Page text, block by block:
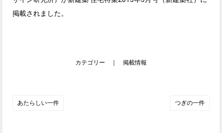
掲載されました。
カテゴリー ｜ 掲載情報
あたらしい一件 つぎの一件